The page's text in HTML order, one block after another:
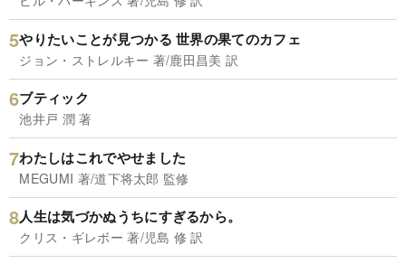
やりたいことが見つかる 世界の果てのカフェ
ジョン・ストレルキー 著/鹿田昌美 訳
ブティック
池井戸 潤 著
わたしはこれでやせました
MEGUMI 著/道下将太郎 監修
人生は気づかぬうちにすぎるから。
クリス・ギレボー 著/児島 修 訳